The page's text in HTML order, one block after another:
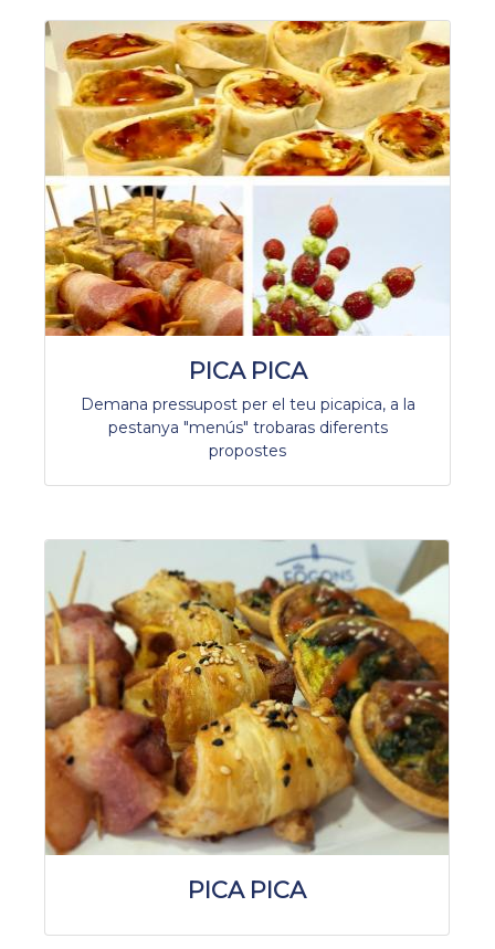
PICA PICA
Demana pressupost per el teu picapica, a la
pestanya "menús" trobaras diferents
propostes
PICA PICA